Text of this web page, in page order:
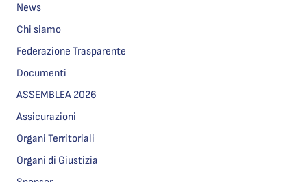
News
Chi siamo
Federazione Trasparente
Documenti
ASSEMBLEA 2026
Assicurazioni
Organi Territoriali
Organi di Giustizia